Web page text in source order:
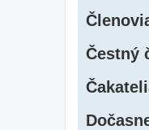
Čestný